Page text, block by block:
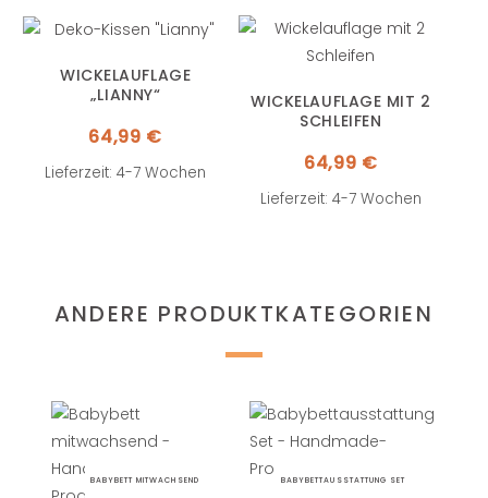
WICKELAUFLAGE
„LIANNY“
64,99 €
Lieferzeit: 4-7 Wochen
WICKELAUFLAGE MIT 2
SCHLEIFEN
64,99 €
Lieferzeit: 4-7 Wochen
ANDERE PRODUKTKATEGORIEN
BABYBETT MITWACHSEND BABYBETTAUSSTATTUNG SET